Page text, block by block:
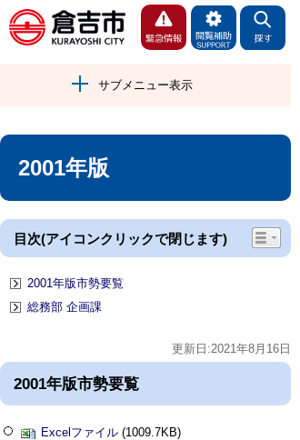
サブメニュー表示
2001年版
目次(アイコンクリックで閉じます)
2001年版市勢要覧
総務部 企画課
更新日:2021年8月16日
2001年版市勢要覧
Excelファイル (1009.7KB)